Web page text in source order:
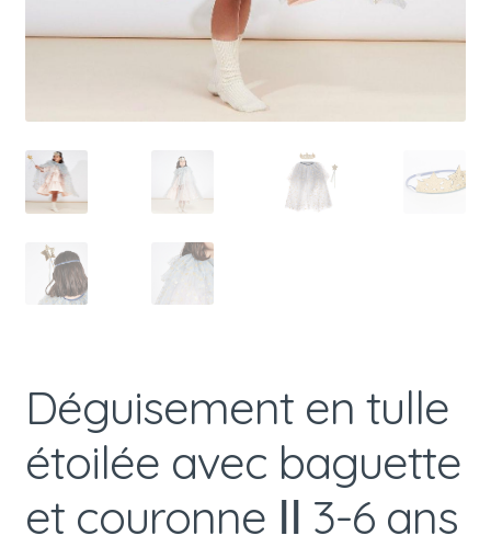
Déguisement en tulle
étoilée avec baguette
et couronne ⅠⅠ 3-6 ans